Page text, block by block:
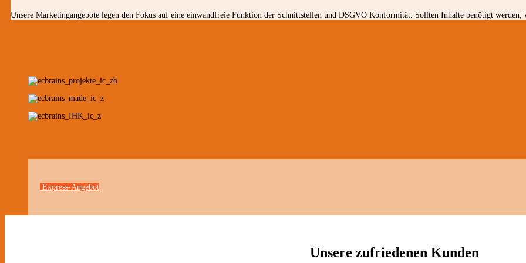
Unsere Marketingangebote legen den Fokus auf eine einwandfreie Funktion der Schnittstellen und DSGVO Konformität. Sollten Inhalte benötigt
Express-Angebot
Unsere zufriedenen Kunden